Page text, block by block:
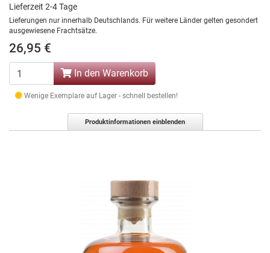
Lieferzeit 2-4 Tage
Lieferungen nur innerhalb Deutschlands. Für weitere Länder gelten gesondert
ausgewiesene Frachtsätze.
26,95 €
In den Warenkorb
Wenige Exemplare auf Lager - schnell bestellen!
Produktinformationen einblenden